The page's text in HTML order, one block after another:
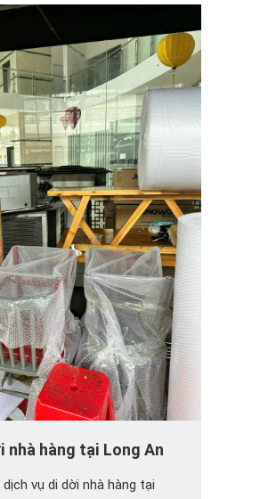
nhà hàng tại Long An
vụ di dời nhà hàng tại